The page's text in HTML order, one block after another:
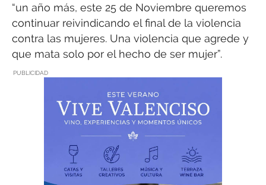
“un año más, este 25 de Noviembre queremos
continuar reivindicando el final de la violencia
contra las mujeres. Una violencia que agrede y
que mata solo por el hecho de ser mujer”.
PUBLICIDAD